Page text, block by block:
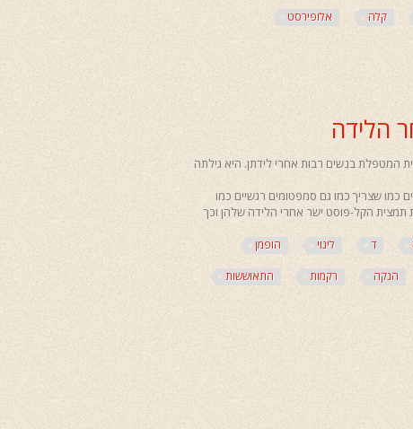
קלה אלופירסט
הלידה
המטפלת בנשים רבות אחרי לידתן. היא גילתה
כמו שצריך כמו גם סמפטומים רגשיים כמו
תמצית הקל-פוסט ישר אחרי הלידה שלהן וכך
ד לינוי הופמן
הנקה רקמות התאוששות